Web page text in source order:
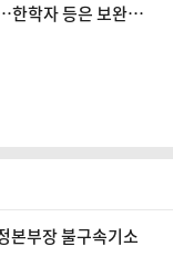
한학자 등은 보완수
본부장 불구속기소